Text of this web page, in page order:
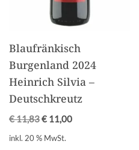
Blaufränkisch
Burgenland 2024
Heinrich Silvia –
Deutschkreutz
€11,83€ 11,00
inkl. 20 % MwSt.